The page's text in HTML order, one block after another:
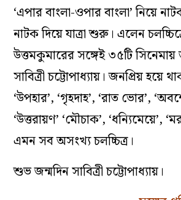
‘এপার বাংলা-ওপার বাংলা’ নিয়ে
নাটক দিয়ে যাত্রা শুরু। এলেন
উত্তমকুমারের সঙ্গেই ৩৫টি
সাবিত্রী চট্টোপাধ্যায়। জনপ্রিয় হয়ে
‘উপহার’, ‘গৃহদাহ’, ‘রাত ভোর’,
‘উত্তরায়ণ’ ‘মৌচাক’, ‘ধন্যিমেয়ে’,
এমন সব অসংখ্য চলচ্চিত্র।
শুভ জন্মদিন সাবিত্রী চট্টোপাধ্যায়।